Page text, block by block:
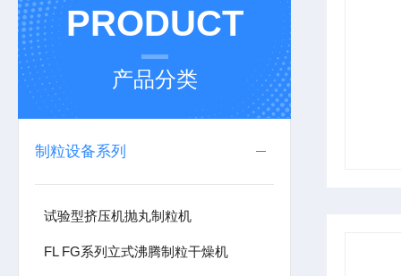
PRODUCT
产品分类
制粒设备系列
试验型挤压机抛丸制粒机
FL FG系列立式沸腾制粒干燥机